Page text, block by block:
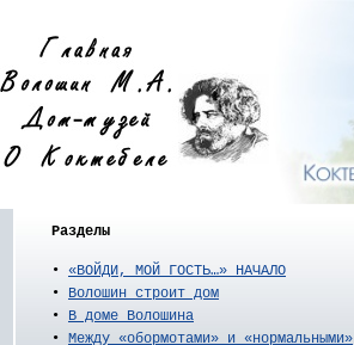
Разделы
• «ВОЙДИ, МОЙ ГОСТЬ…» НАЧАЛО
• Волошин строит дом
• В доме Волошина
• Между «обормотами» и «нормальными»